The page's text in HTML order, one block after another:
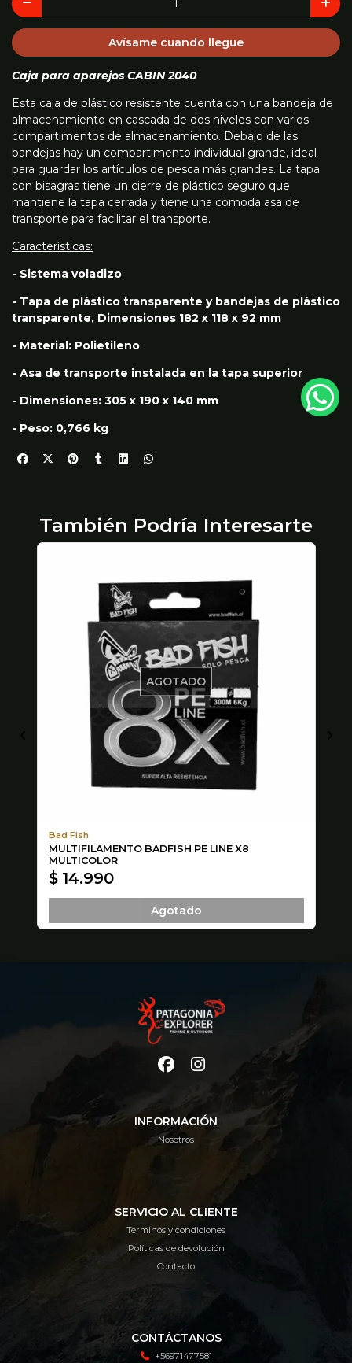
Avísame cuando llegue
Caja para aparejos CABIN 2040
Esta caja de plástico resistente cuenta con una bandeja de
almacenamiento en cascada de dos niveles con varios
compartimentos de almacenamiento. Debajo de las
bandejas hay un compartimento individual grande, ideal
para guardar los artículos de pesca más grandes. La tapa
con bisagras tiene un cierre de plástico seguro que
mantiene la tapa cerrada y tiene una cómoda asa de
transporte para facilitar el transporte.
Características:
- Sistema voladizo
- Tapa de plástico transparente y bandejas de plástico
transparente, Dimensiones 182 x 118 x 92 mm
- Material: Polietileno
- Asa de transporte instalada en la tapa superior
- Dimensiones: 305 x 190 x 140 mm
- Peso: 0,766 kg
También Podría Interesarte
AGOTADO
Bad Fish
MULTIFILAMENTO BADFISH PE LINE X8
MULTICOLOR
$ 14.990
Agotado
INFORMACIÓN
Nosotros
SERVICIO AL CLIENTE
Términos y condiciones
Políticas de devolución
Contacto
CONTÁCTANOS
+56971477581